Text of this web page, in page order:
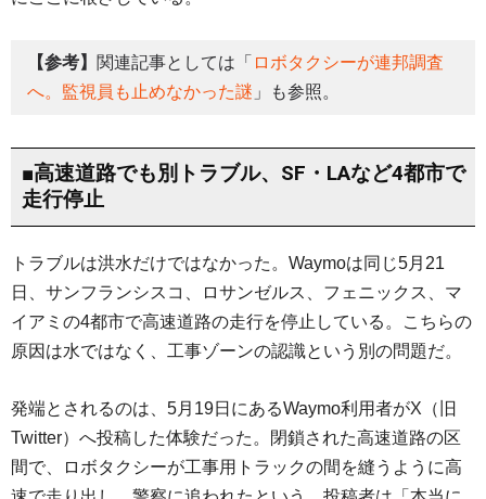
【参考】 関連記事としては「 ロボタクシーが連邦調査
へ。監視員も止めなかった謎 」も参照。
■高速道路でも別トラブル、SF・LAなど4都市で
走行停止
トラブルは洪水だけではなかった。Waymoは同じ5月21
日、サンフランシスコ、ロサンゼルス、フェニックス、マ
イアミの4都市で高速道路の走行を停止している。こちらの
原因は水ではなく、工事ゾーンの認識という別の問題だ。
発端とされるのは、5月19日にあるWaymo利用者がX（旧
Twitter）へ投稿した体験だった。閉鎖された高速道路の区
間で、ロボタクシーが工事用トラックの間を縫うように高